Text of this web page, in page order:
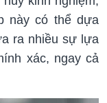
này có thể dựa
ra nhiều sự lựa
xác, ngay cả